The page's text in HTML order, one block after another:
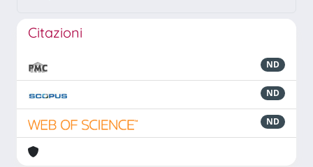
Citazioni
ND
ND
ND